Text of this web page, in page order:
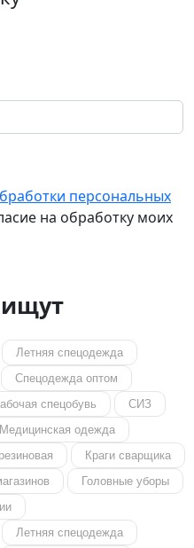
персональных
на обработку моих
ищут
Летняя спецодежда
Спецодежда оптом
спецобувь
СИЗ
Медицинская одежда
Краги сварщика
Головные уборы
Летняя спецодежда